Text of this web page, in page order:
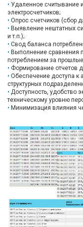
Удаленное считывание
электросчетчиков;
Опрос счетчиков (сбор
Выявление нештатных
и т.п.);
Свод баланса
Выполнение сравнения
потреблением за
Формирование отчетов
Обеспечение доступа к
структурных
Доступность, удобство
техническому уровню
Минимизация влияния